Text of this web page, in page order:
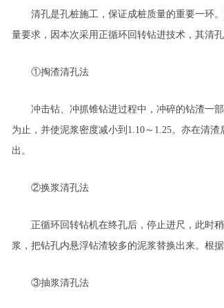
清孔是孔桩施工，保证成桩质量的重要一环。
量要求，因本次采用正循环回转钻进技术，其清孔
①掏渣清孔法
冲击钻、冲抓锥钻进过程中，冲碎的钻渣一部
为止，并使泥浆密度减小到1.10～1.25。亦在清
出。
②换浆清孔法
正循环回转钻机在终孔后，停止进尺，此时稍
浆，把钻孔内悬浮钻渣较多的泥浆替换出来。根
③抽浆清孔法